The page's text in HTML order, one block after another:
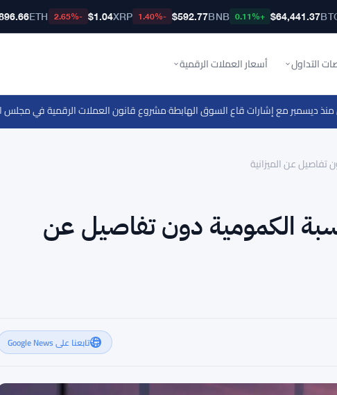
$64,441.37
+0.11%
BNB
$592.77
-1.40%
XRP
$1.04
-2.65%
ETH
التداول أسعار العملات الرقمية
·مشروع قانون العملات الرقمية في مجلس
تفاصيل عن الميزانية
الكمومية دون تفاصيل عن
تابعنا على Google News